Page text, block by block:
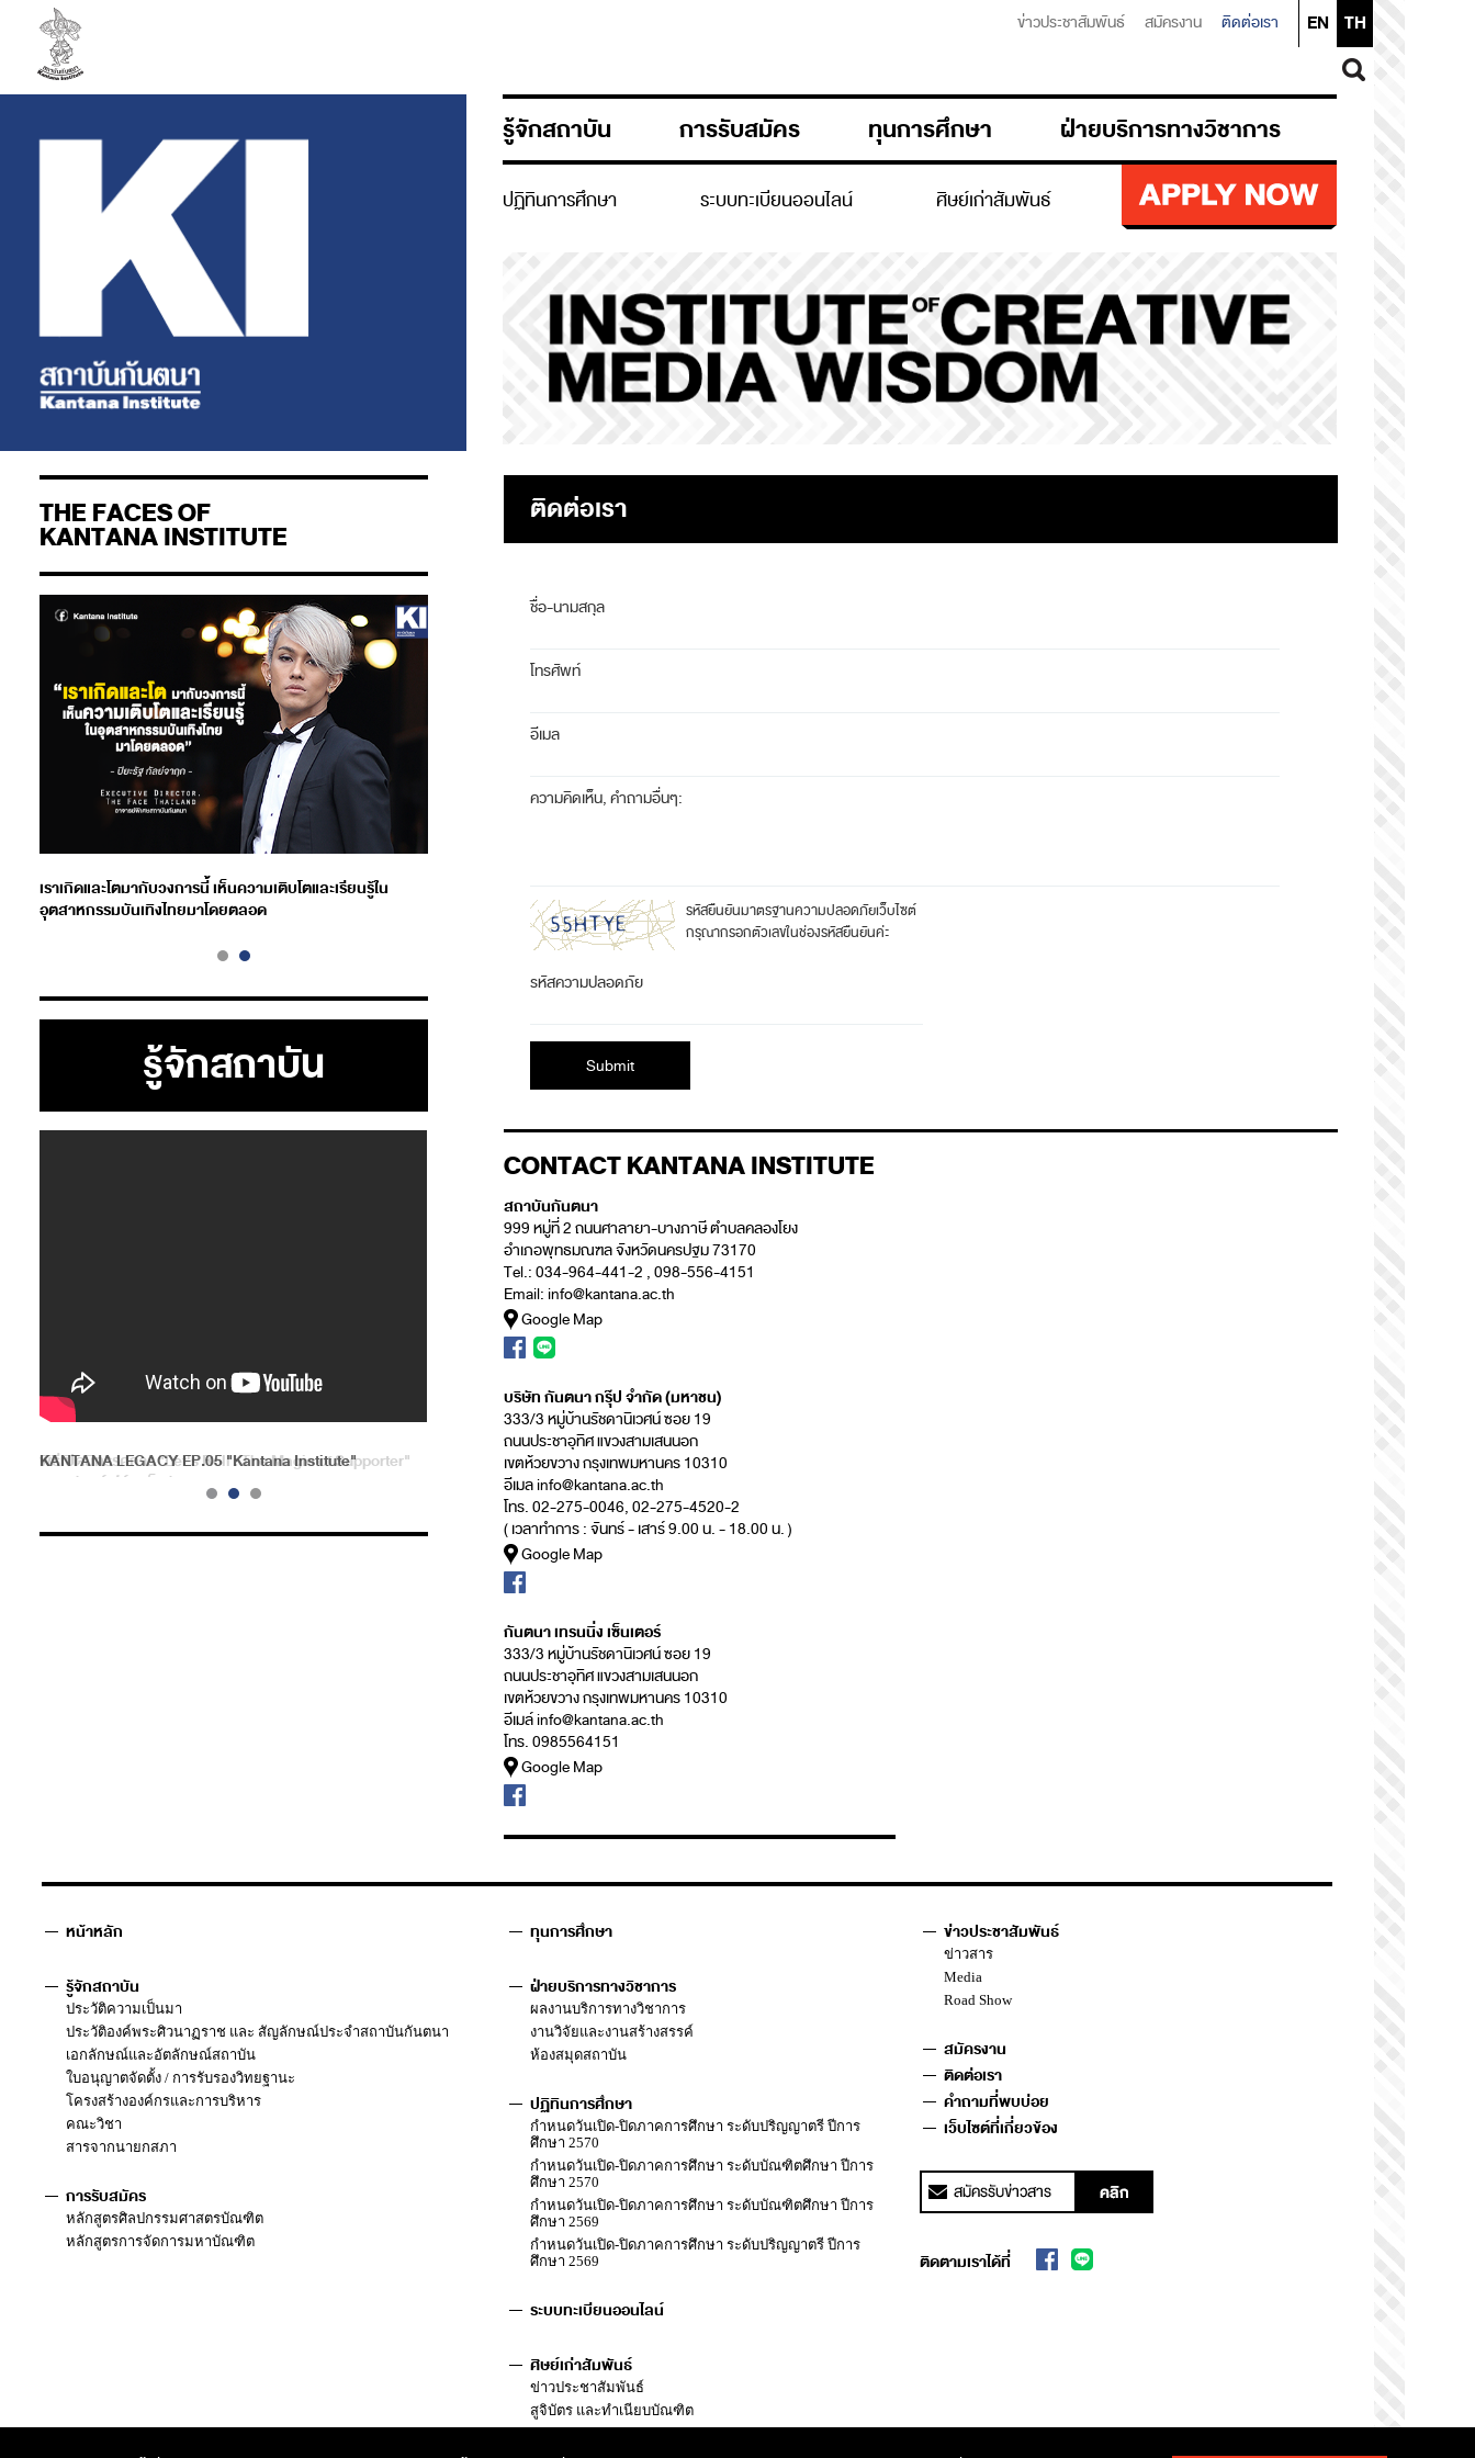
ข่าวประชาสัมพันธ์ สมัครงาน ติดต่อเรา EN TH
รู้จักสถาบัน การรับสมัคร ทุนการศึกษา ฝ่ายบริการทางวิชาการ
ปฏิทินการศึกษา ระบบทะเบียนออนไลน์ ศิษย์เก่าสัมพันธ์
ติดต่อเรา
ชื่อ-นามสกุล
โทรศัพท์
อีเมล
ความคิดเห็น, คำถามอื่นๆ:
รหัสยืนยันมาตรฐานความปลอดภัยเว็บไซต์
กรุณากรอกตัวเลขในช่องรหัสยืนยันค่ะ
รหัสความปลอดภัย
CONTACT KANTANA INSTITUTE
สถาบันกันตนา
999 หมู่ที่ 2 ถนนศาลายา-บางภาษี ตำบลคลองโยง
อำเภอพุทธมณฑล จังหวัดนครปฐม 73170
Tel.: 034-964-441-2 , 098-556-4151
Email: info@kantana.ac.th
Google Map
บริษัท กันตนา กรุ๊ป จำกัด (มหาชน)
333/3 หมู่บ้านรัชดานิเวศน์ ซอย 19
ถนนประชาอุทิศ แขวงสามเสนนอก
เขตห้วยขวาง กรุงเทพมหานคร 10310
อีเมลinfo@kantana.ac.th
โทร. 02-275-0046, 02-275-4520-2
( เวลาทำการ : จันทร์ - เสาร์ 9.00 น. - 18.00 น. )
Google Map
กันตนา เทรนนิ่ง เซ็นเตอร์
333/3 หมู่บ้านรัชดานิเวศน์ ซอย 19
ถนนประชาอุทิศ แขวงสามเสนนอก
เขตห้วยขวาง กรุงเทพมหานคร 10310
อีเมล์info@kantana.ac.th
โทร. 0985564151
Google Map
THE FACES OF
KANTANA INSTITUTE
เราเกิดและโตมากับวงการนี้ เห็นความเติบโตและเรียนรู้ใน
อุตสาหกรรมบันเทิงไทยมาโดยตลอด
รู้จักสถาบัน
KANTANA LEGACY EP.05 "Kantana Institute"
หน้าหลัก
รู้จักสถาบัน
ประวัติความเป็นมา
ประวัติองค์พระศิวนาฏราช และ สัญลักษณ์ประจำสถาบันกันตนา
เอกลักษณ์และอัตลักษณ์สถาบัน
ใบอนุญาตจัดตั้ง / การรับรองวิทยฐานะ
โครงสร้างองค์กรและการบริหาร
คณะวิชา
สารจากนายกสภา
การรับสมัคร
หลักสูตรศิลปกรรมศาสตรบัณฑิต
หลักสูตรการจัดการมหาบัณฑิต
ทุนการศึกษา
ฝ่ายบริการทางวิชาการ
ผลงานบริการทางวิชาการ
งานวิจัยและงานสร้างสรรค์
ห้องสมุดสถาบัน
ปฏิทินการศึกษา
กำหนดวันเปิด-ปิดภาคการศึกษา ระดับปริญญาตรี ปีการ
ศึกษา 2570
กำหนดวันเปิด-ปิดภาคการศึกษา ระดับบัณฑิตศึกษา ปีการ
ศึกษา 2570
กำหนดวันเปิด-ปิดภาคการศึกษา ระดับบัณฑิตศึกษา ปีการ
ศึกษา 2569
กำหนดวันเปิด-ปิดภาคการศึกษา ระดับปริญญาตรี ปีการ
ศึกษา 2569
ระบบทะเบียนออนไลน์
ศิษย์เก่าสัมพันธ์
ข่าวประชาสัมพันธ์
สูจิบัตร และทำเนียบบัณฑิต
ข่าวประชาสัมพันธ์
ข่าวสาร
Media
Road Show
สมัครงาน
ติดต่อเรา
คำถามที่พบบ่อย
เว็บไซต์ที่เกี่ยวข้อง
ติดตามเราได้ที่